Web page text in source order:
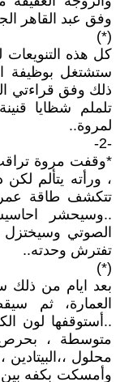
وفق عبد القاهر
(*)
كل هذه
ستشتغل بوظيفة
ذلك وفق قراءتي
تلملم شظايا
لمروة..
-2-
*وقفت مروة
تتكشف طاقة
..وسيحشر
الصوتي
تفترش وحدته..
(*)
بعد ايام من
العمارة، ثم
..أستوقفها لون
متوسطة ،
محلول
وأمسكت بكفه